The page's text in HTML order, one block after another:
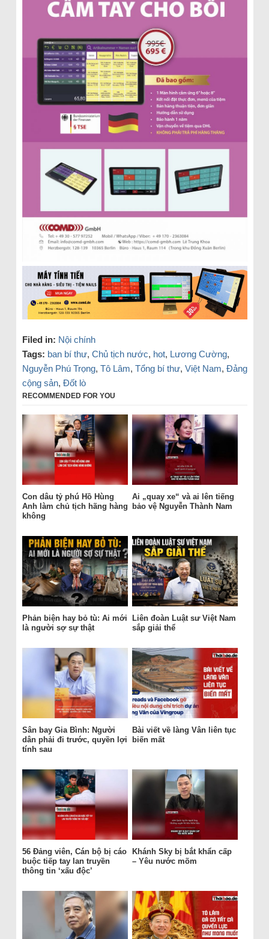
Filed in: Nội chính
Tags: ban bí thư, Chủ tịch nước, hot, Lương Cường,
Nguyễn Phú Trọng, Tô Lâm, Tổng bí thư, Việt Nam, Đảng
cộng sản, Đốt lò
RECOMMENDED FOR YOU
Con dâu tỷ phú Hồ Hùng
Anh làm chủ tịch hãng hàng
không
Ai „quay xe“ và ai lên tiếng
bảo vệ Nguyễn Thành Nam
Phản biện hay bỏ tù: Ai mới
là người sợ sự thật
Liên đoàn Luật sư Việt Nam
sắp giải thể
Sân bay Gia Bình: Người
dân phải đi trước, quyền lợi
tính sau
Bài viết về làng Vân liên tục
biến mất
56 Đảng viên, Cán bộ bị cáo
buộc tiếp tay lan truyền
thông tin ‘xấu độc’
Khánh Sky bị bắt khẩn cấp
– Yêu nước mõm